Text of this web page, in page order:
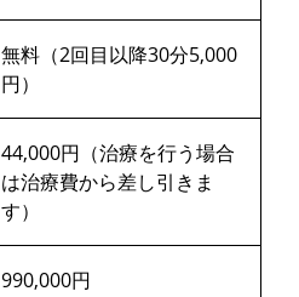
無料（2回目以降30分5,000
円）
44,000円（治療を行う場合
は治療費から差し引きま
す）
990,000円